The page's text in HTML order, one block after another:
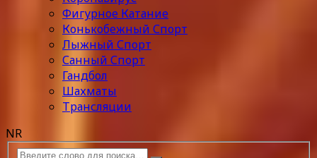
Фигурное Катание
Конькобежный Спорт
Лыжный Спорт
Санный Спорт
Гандбол
Шахматы
Трансляции
NR